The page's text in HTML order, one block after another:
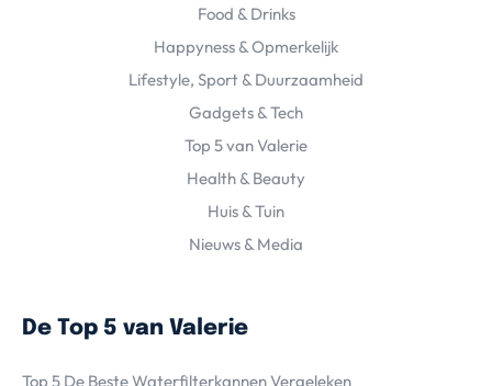
Food & Drinks
Happyness & Opmerkelijk
Lifestyle, Sport & Duurzaamheid
Gadgets & Tech
Top 5 van Valerie
Health & Beauty
Huis & Tuin
Nieuws & Media
De Top 5 van Valerie
Top 5 De Beste Waterfilterkannen Vergeleken